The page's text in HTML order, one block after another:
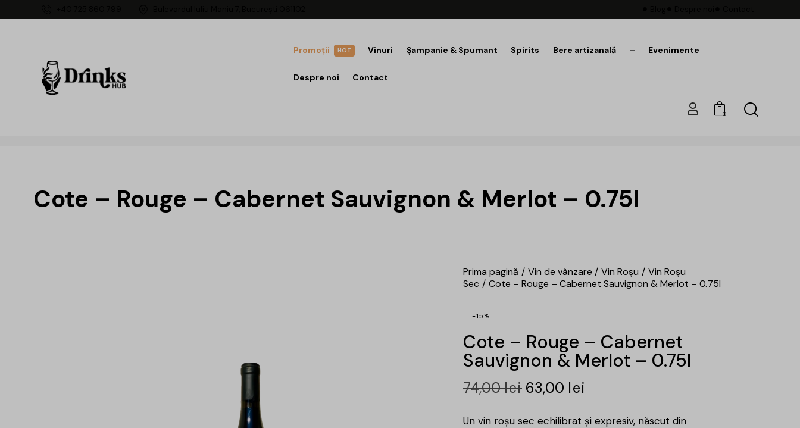
HOT
Promoții Vinuri Șampanie & Spumant Spirits Bere artizanală – Evenimente
Despre noi Contact
0
Cote – Rouge – Cabernet Sauvignon & Merlot – 0.75l
Prima pagină Vin de vânzare Vin Roșu
Vin Roșu
Sec
Cote – Rouge – Cabernet Sauvignon & Merlot – 0.75l
-15%
Cote – Rouge – Cabernet
Sauvignon & Merlot – 0.75l
74,00lei 63,00 lei
Un vin roșu sec echilibrat și expresiv, născut din